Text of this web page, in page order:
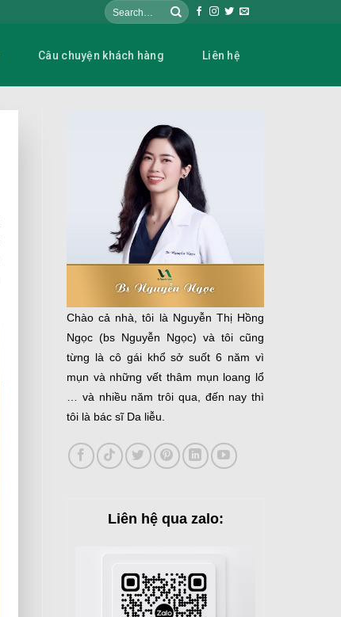
Câu chuyện khách hàng Liên hệ
Chào cả nhà, tôi là Nguyễn Thị Hồng
Ngọc (bs Nguyễn Ngọc) và tôi cũng
từng là cô gái khổ sở suốt 6 năm vì
mụn và những vết thâm mụn loang lổ
… và nhiều năm trôi qua, đến nay thì
tôi là bác sĩ Da liễu.
Liên hệ qua zalo: